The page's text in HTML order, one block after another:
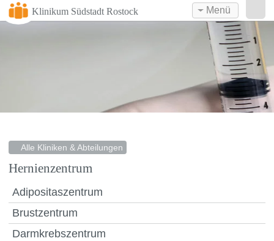
Klinikum Südstadt Rostock Menü
Alle Kliniken & Abteilungen
Hernienzentrum
Adipositaszentrum
Brustzentrum
Darmkrebszentrum